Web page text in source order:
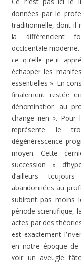
données par le
traditionnelle, dont il
la différencient
occidentale
ce qu’elle peut
échapper les
essentielles ». En
finalement restée
dénomination au
change rien ». Pour
représente le
dégénérescence
moyen. Cette
succession «
d’ailleurs
abandonnées au
subiront pas moins
période scientifique,
actes par des
est exactement
en notre époque de
voir un aveugle